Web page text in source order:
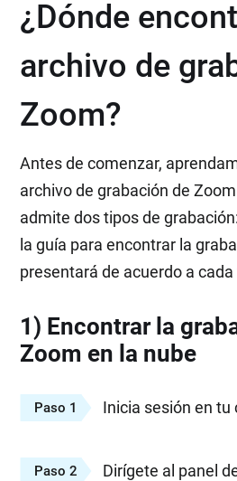
¿Dónde
archivo de
Zoom?
Antes de comenzar,
archivo de grabación de
admite dos tipos de
la guía para encontrar la
presentará de acuerdo a cada
1) Encontrar la
Zoom en la nube
Paso 1 Inicia sesión en
Paso 2
Dirígete al panel